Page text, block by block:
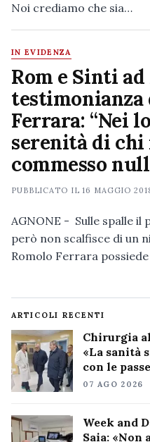
Noi crediamo che sia…
IN EVIDENZA
Rom e Sinti ad
testimonianza
Ferrara: “Nei
serenità di chi
commesso
PUBBLICATO IL16 MAGGIO
AGNONE - Sulle spalle il
però non scalfisce di un
Romolo Ferrara
ARTICOLI RECENTI
Chirurgia
«La sanità
con le
07 AGO 2026
Week and
Saia: «Non